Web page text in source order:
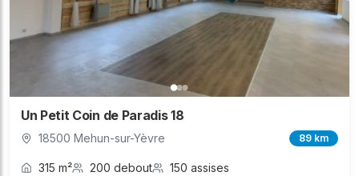
Un Petit Coin de Paradis 18
18500 Mehun-sur-Yèvre 89 km
315 m² 200 debout 150 assises